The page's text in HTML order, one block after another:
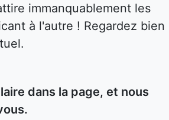
immanquablement les
à l'autre ! Regardez bien
dans la page, et nous